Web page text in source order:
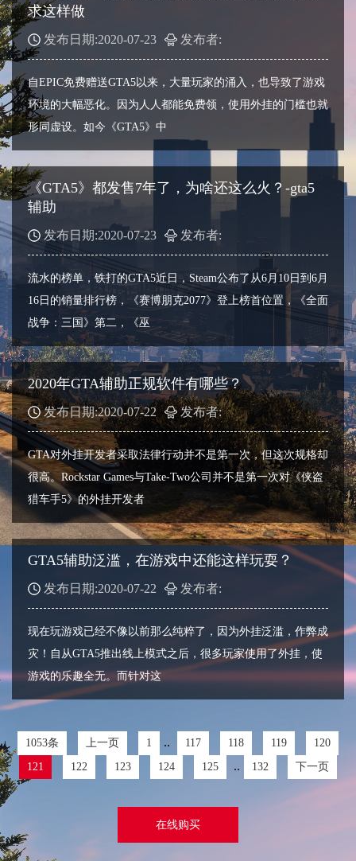
求这样做
发布日期:2020-07-23 发布者:
自EPIC免费赠送GTA5以来，大量玩家的涌入，也导致了游戏
环境的大幅恶化。因为人人都能免费领，使用外挂的门槛也就
形同虚设。如今《GTA5》中
《GTA5》都发售7年了，为啥还这么火？-gta5
辅助
发布日期:2020-07-23 发布者:
流水的榜单，铁打的GTA5近日，Steam公布了从6月10日到6月
16日的销量排行榜，《赛博朋克2077》登上榜首位置，《全面
战争：三国》第二，《巫
2020年GTA辅助正规软件有哪些？
发布日期:2020-07-22 发布者:
GTA对外挂开发者采取法律行动并不是第一次，但这次规格却
很高。Rockstar Games与Take-Two公司并不是第一次对《侠盗
猎车手5》的外挂开发者
GTA5辅助泛滥，在游戏中还能这样玩耍？
发布日期:2020-07-22 发布者:
现在玩游戏已经不像以前那么纯粹了，因为外挂泛滥，作弊成
灾！自从GTA5推出线上模式之后，很多玩家使用了外挂，使
游戏的乐趣全无。而针对这
1053条 上一页 1 .. 117 118 119
120
121
122 123 124 125 .. 132 下一页
在线购买